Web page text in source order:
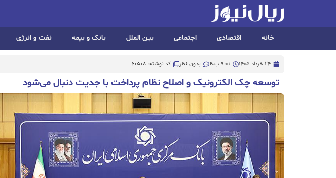
خانه اقتصادی اجتماعی بین الملل بانک و بیمه نفت و انرژی
24 خرداد 1405 9:01 ب.ظ بدون نظر کد نوشته: 60508
توسعه چک الکترونیک و اصلاح نظام پرداخت با جدیت دنبال می‌شود